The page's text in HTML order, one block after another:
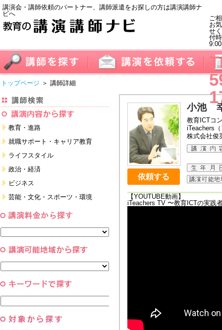
講演会・講師依頼のパートナー、講師派遣をお探しの方は講演講師ナ
ビへ
ご
お
せ
付
トップページ ＞ 講師詳細
教育・進路
進学・受験
教員・保護者
すべて
就職サポート・キャリア教育
就職サポートツール対策
面接・ディスカッション・マナー
対策
ライフスタイル
健康・美容・女性・食育
看護・介護・ボランティア
すべて
政治・経済
国際
日本
ビジネス
経営・マーケティング・ファイナ
ンス
コーチング・メンタルヘルス・人
芸能・文化・スポーツ・環境
スポーツ
すべて
依頼する
小池
教育ICTコ
iTeachers
株式会社
【YOUTUBE動画】
iTeachers TV 〜教育ICTの実践